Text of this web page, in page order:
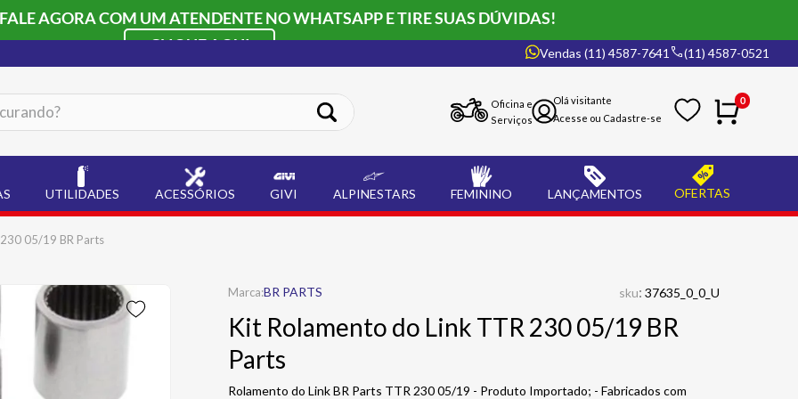
AGORA COM UM ATENDENTE NO WHATSAPP E TIRE SUAS DÚVIDAS!
CLIQUE AQUI
Vendas (11) 4587-7641 (11) 4587-0521
Oficina e
Serviços
0
UTILIDADES ACESSÓRIOS GIVI ALPINESTARS FEMININO LANÇAMENTOS OFERTAS
05/19 BR Parts
BR PARTS sku: 37635_0_0_U
Kit Rolamento do Link TTR 230 05/19 BR
Parts
Rolamento do Link BR Parts TTR 230 05/19 - Produto Importado; - Fabricados com